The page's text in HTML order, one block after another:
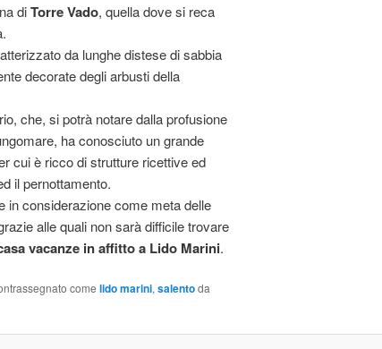
diTorre Vado, quella dove si reca
da lunghe distese di sabbia
decorate degli arbusti della
che, si potrà notare dalla profusione
ha conosciuto un grande
cui è ricco di strutture ricettive ed
il pernottamento.
in considerazione come meta delle
alle quali non sarà difficile trovare
vacanze in affitto a Lido Marini.
come lido marini, salentoda